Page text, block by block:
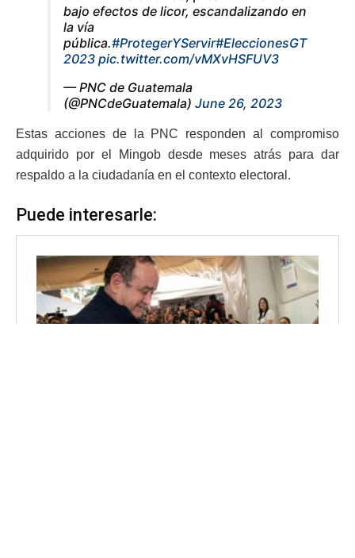
bajo efectos de licor, escandalizando en
la vía
pública.#ProtegerYServir#EleccionesGT
2023 pic.twitter.com/vMXvHSFUV3
— PNC de Guatemala
(@PNCdeGuatemala) June 26, 2023
Estas acciones de la PNC responden al compromiso
adquirido por el Mingob desde meses atrás para dar
respaldo a la ciudadanía en el contexto electoral.
Puede interesarle: